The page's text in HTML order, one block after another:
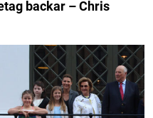
backar – Chris